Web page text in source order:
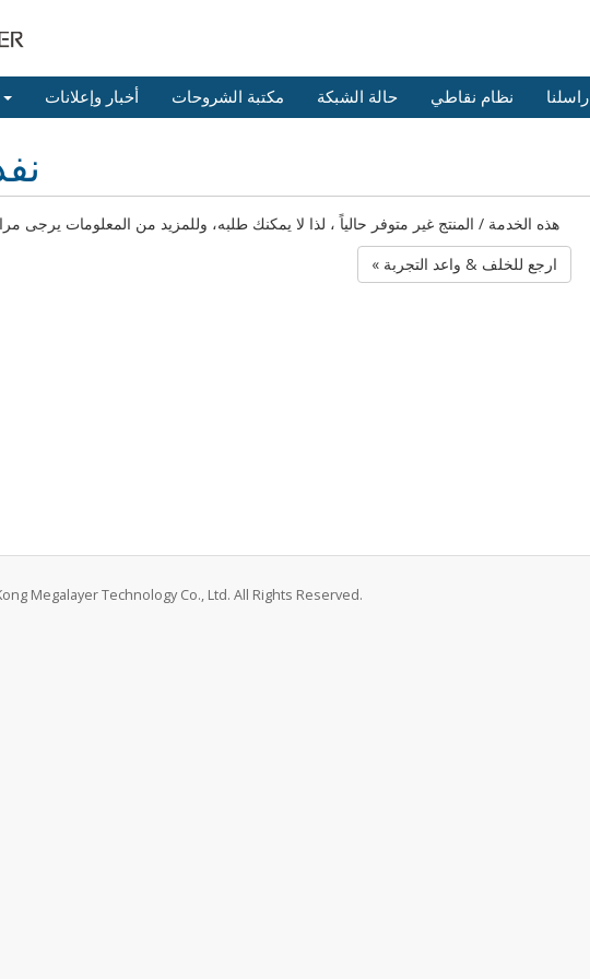
أخبار وإعلانات مكتبة الشروحات حالة الشبكة نظام نقاطي راسلنا
هذه الخدمة / المنتج غير متوفر حالياً ، لذا لا يمكنك طلبه، وللمزيد من المعلومات يرجى
« ارجع للخلف & واعد التجربة
Megalayer Technology Co., Ltd. All Rights Reserved.